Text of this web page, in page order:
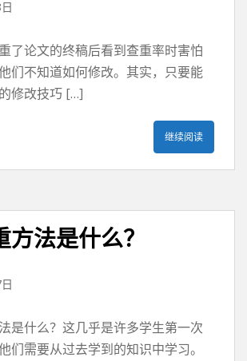
了论文的终稿后看到查重率时害怕
们不知道如何修改。其实，只要能
修改技巧 […]
继续阅读
法是什么？
是什么？这几乎是许多学生第一次
们需要从过去学到的知识中学习。